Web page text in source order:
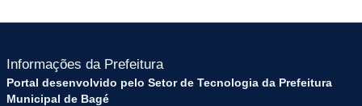
Informações da Prefeitura
Portal desenvolvido pelo Setor de Tecnologia da Prefeitura
Municipal de Bagé